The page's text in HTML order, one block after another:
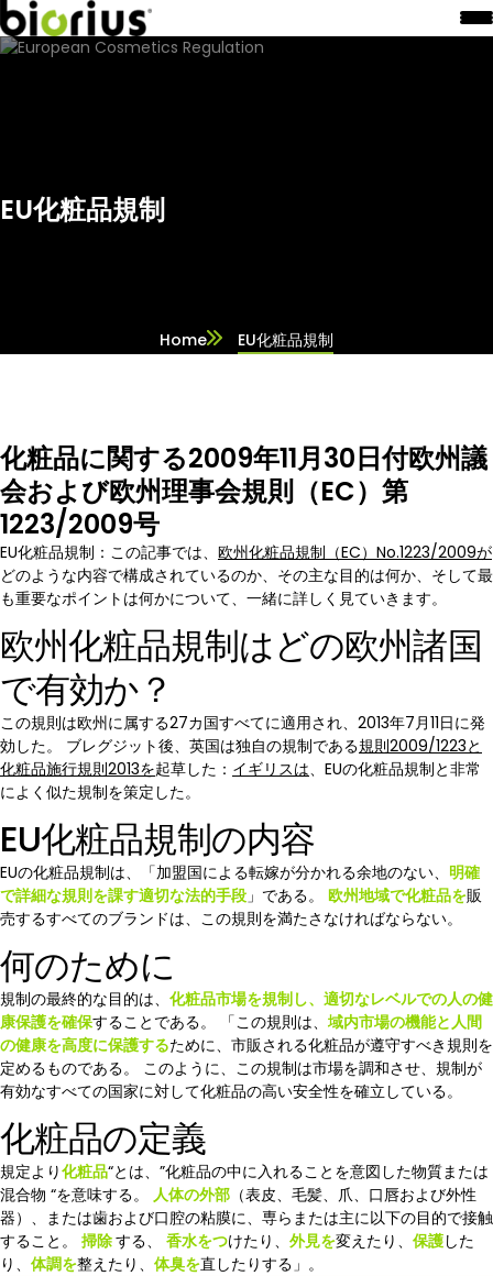
EU化粧品規制
Home EU化粧品規制
化粧品に関する2009年11月30日付欧州議
会および欧州理事会規則（EC）第
1223/2009号
EU化粧品規制：この記事では、 欧州化粧品規制（EC）No.1223/2009が
どのような内容で構成されているのか、その主な目的は何か、そして最
も重要なポイントは何かについて、一緒に詳しく見ていきます。
欧州化粧品規制はどの欧州諸国
で有効か？
この規則は欧州に属する27カ国すべてに適用され、2013年7月11日に発
効した。 ブレグジット後、英国は独自の規制である規則2009/1223と
化粧品施行規則2013を起草した： イギリスは、EUの化粧品規制と非常
によく似た規制を策定した。
EU化粧品規制の内容
EUの化粧品規制は、「加盟国による転嫁が分かれる余地のない、 明確
で詳細な規則を課す適切な法的手段 」である。 欧州地域で化粧品を販
売するすべてのブランドは、この規則を満たさなければならない。
何のために
規制の最終的な目的は、 化粧品市場を規制し、適切なレベルでの人の健
康保護を確保することである。 「この規則は、 域内市場の機能と人間
の健康を高度に保護するために、市販される化粧品が遵守すべき規則を
定めるものである。 このように、この規制は市場を調和させ、規制が
有効なすべての国家に対して化粧品の高い安全性を確立している。
化粧品の定義
規定より化粧品“とは、”化粧品の中に入れることを意図した物質または
混合物 “を意味する。 人体の外部 （表皮、毛髪、爪、口唇および外性
器）、または歯および口腔の粘膜に、専らまたは主に以下の目的で接触
すること。 掃除する、 香水をつけたり、 外見を変えたり、 保護した
り、 体調を整えたり、 体臭を直したりする」。